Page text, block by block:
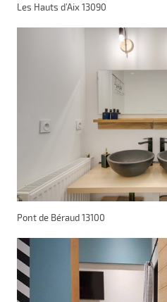
Les Hauts d’Aix 13090
Pont de Béraud 13100